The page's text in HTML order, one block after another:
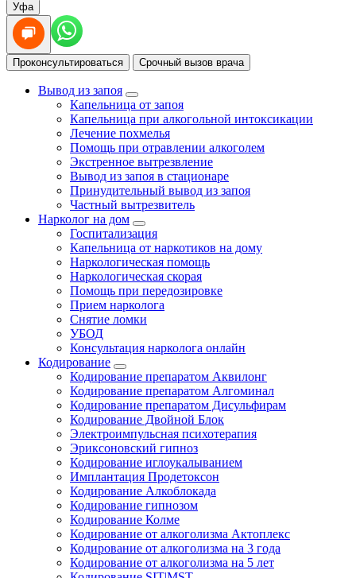
Уфа
Проконсультироваться Срочный вызов врача
Вывод из запоя
Капельница от запоя
Капельница при алкогольной интоксикации
Лечение похмелья
Помощь при отравлении алкоголем
Экстренное вытрезвление
Вывод из запоя в стационаре
Принудительный вывод из запоя
Частный вытрезвитель
Нарколог на дом
Госпитализация
Капельница от наркотиков на дому
Наркологическая помощь
Наркологическая скорая
Помощь при передозировке
Прием нарколога
Снятие ломки
УБОД
Консультация нарколога онлайн
Кодирование
Кодирование препаратом Аквилонг
Кодирование препаратом Алгоминал
Кодирование препаратом Дисульфирам
Кодирование Двойной Блок
Электроимпульсная психотерапия
Эриксоновский гипноз
Кодирование иглоукалыванием
Имплантация Продетоксон
Кодирование Алкоблокада
Кодирование гипнозом
Кодирование Колме
Кодирование от алкоголизма Актоплекс
Кодирование от алкоголизма на 3 года
Кодирование от алкоголизма на 5 лет